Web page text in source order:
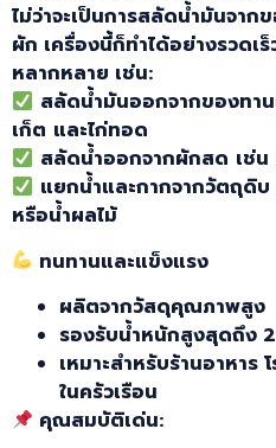
ไม่ว่าจะเป็นการสลัดน้ำมันจาก
ผัก เครื่องนี้ก็ทำได้อย่างรวดเ
หลากหลาย เช่น:
สลัดน้ำมันออกจากของทา
เก็ต และไก่ทอด
สลัดน้ำออกจากผักสด เช่น
แยกน้ำและกากจากวัตถุดิบ
หรือน้ำผลไม้
ทนทานและแข็งแรง
ผลิตจากวัสดุคุณภาพสูง
รองรับน้ำหนักสูงสุดถึง
เหมาะสำหรับร้านอาหาร
ในครัวเรือน
คุณสมบัติเด่น: